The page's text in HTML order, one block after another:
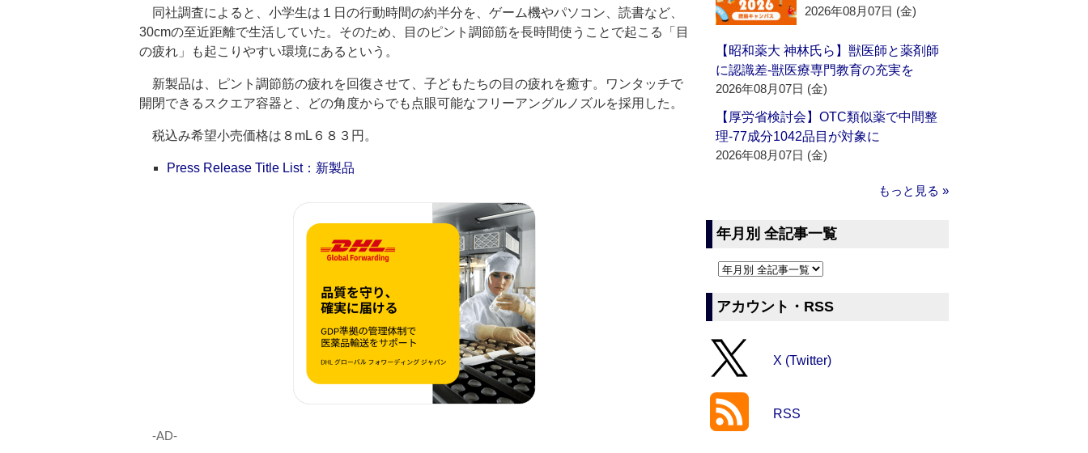
同社調査によると、小学生は１日の行動時間の約半分を、ゲーム機やパソコン、読書など、
30cmの至近距離で生活していた。そのため、目のピント調節筋を長時間使うことで起こる「目
の疲れ」も起こりやすい環境にあるという。
新製品は、ピント調節筋の疲れを回復させて、子どもたちの目の疲れを癒す。ワンタッチで
開閉できるスクエア容器と、どの角度からでも点眼可能なフリーアングルノズルを採用した。
税込み希望小売価格は８mL６８３円。
Press Release Title List：新製品
‐AD‐
2026年08月07日 (金)
【昭和薬大 神林氏ら】獣医師と薬剤師
に認識差‐獣医療専門教育の充実を
2026年08月07日 (金)
【厚労省検討会】OTC類似薬で中間整
理‐77成分1042品目が対象に
2026年08月07日 (金)
もっと見る »
年月別 全記事一覧
アカウント・RSS
X (Twitter)
RSS